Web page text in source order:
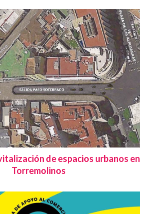
de espacios urbanos en
Torremolinos